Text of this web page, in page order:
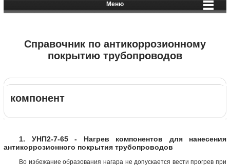
Меню
Справочник по антикоррозионному
покрытию трубопроводов
компонент
1. УНП2-7-65 - Нагрев компонентов для нанесения
антикоррозионного покрытия трубопроводов
Во избежание образования нагара не допускается вести прогрев при